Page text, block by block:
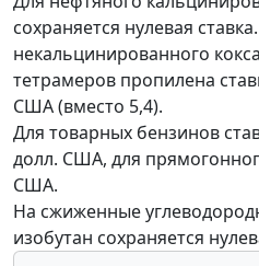
сохраняется нулевая
некальцинированного
тетрамеров пропилена
США (вместо 5,4).
Для товарных бензинов
долл. США, для
США.
На сжиженные
изобутан сохраняется